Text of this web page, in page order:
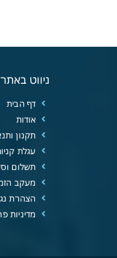
ניווט באתר
דף הבית
אודות
תקנון
עגלת
תשלום
מעקב
הצהרת
מדיניות